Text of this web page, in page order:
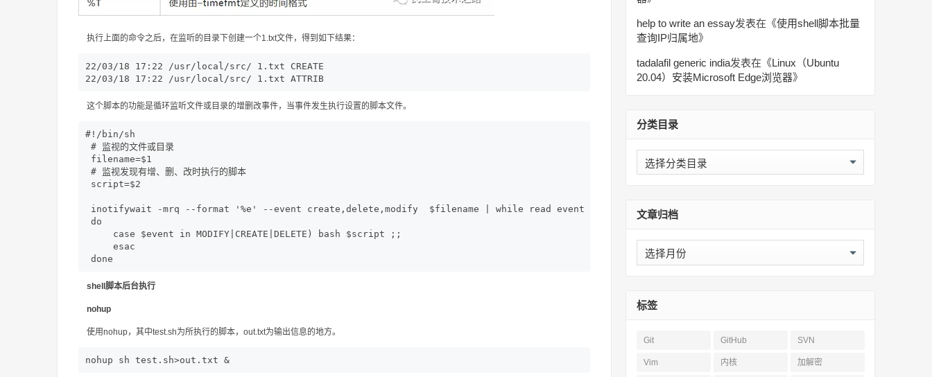
执行上面的命令之后，在监听的目录下创建一个1.txt文件，得到如下结果：
22/03/18 17:22 /usr/local/src/ 1.txt CREATE
22/03/18 17:22 /usr/local/src/ 1.txt ATTRIB
这个脚本的功能是循环监听文件或目录的增删改事件，当事件发生执行设置的脚本文件。
#!/bin/sh
# 监视的文件或目录
filename=$1
# 监视发现有增、删、改时执行的脚本
script=$2
inotifywait -mrq --format '%e' --event create,delete,modify  $filename | while read event
do
     case $event in MODIFY|CREATE|DELETE) bash $script ;;
     esac
done
shell脚本后台执行
nohup
使用nohup，其中test.sh为所执行的脚本，out.txt为输出信息的地方。
nohup sh test.sh>out.txt &
help to write an essay发表在《使用shell脚本批量
查询IP归属地》
tadalafil generic india发表在《Linux（Ubuntu
20.04）安装Microsoft Edge浏览器》
分类目录
分
类
文章归档
文
章
标签
Git GitHub SVN
Vim 内核 加解密